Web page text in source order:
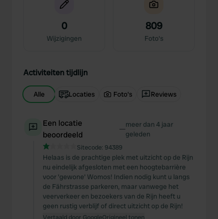
0
Wijzigingen
809
Foto's
Activiteiten tijdlijn
Alle Locaties Foto's Reviews
Een locatie
beoordeeld
—meer dan 4 jaar
geleden
Sitecode: 94389
Helaas is de prachtige plek met uitzicht op de Rijn
nu eindelijk afgesloten met een hoogtebarrière
voor 'gewone' Womos! Indien nodig kunt u langs
de Fährstrasse parkeren, maar vanwege het
veerverkeer en bezoekers van de Rijn heeft u
geen rustig verblijf of direct uitzicht op de Rijn!
Vertaald door GoogleOrigineel tonen